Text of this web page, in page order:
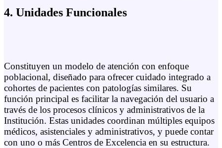
4. Unidades Funcionales
Constituyen un modelo de atención con enfoque
poblacional, diseñado para ofrecer cuidado integrado a
cohortes de pacientes con patologías similares. Su
función principal es facilitar la navegación del usuario a
través de los procesos clínicos y administrativos de la
Institución. Estas unidades coordinan múltiples equipos
médicos, asistenciales y administrativos, y puede contar
con uno o más Centros de Excelencia en su estructura.